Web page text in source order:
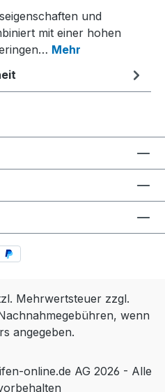
und
mit einer hohen
Mehr
Mehrwertsteuer zzgl.
wenn
angegeben.
online.de AG 2026 - Alle